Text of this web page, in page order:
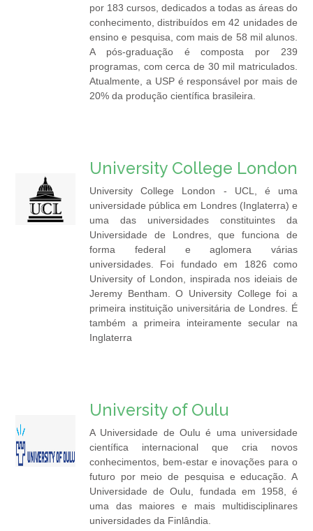
por 183 cursos, dedicados a todas as áreas do
conhecimento, distribuídos em 42 unidades de
ensino e pesquisa, com mais de 58 mil alunos.
A pós-graduação é composta por 239
programas, com cerca de 30 mil matriculados.
Atualmente, a USP é responsável por mais de
20% da produção científica brasileira.
University College London
University College London - UCL, é uma
universidade pública em Londres (Inglaterra) e
uma das universidades constituintes da
Universidade de Londres, que funciona de
forma federal e aglomera várias
universidades. Foi fundado em 1826 como
University of London, inspirada nos ideiais de
Jeremy Bentham. O University College foi a
primeira instituição universitária de Londres. É
também a primeira inteiramente secular na
Inglaterra
University of Oulu
A Universidade de Oulu é uma universidade
científica internacional que cria novos
conhecimentos, bem-estar e inovações para o
futuro por meio de pesquisa e educação. A
Universidade de Oulu, fundada em 1958, é
uma das maiores e mais multidisciplinares
universidades da Finlândia.